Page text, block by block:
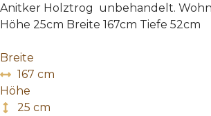
Anitker Holztrog unbehandelt.
Höhe 25cm Breite 167cm Tiefe 52cm
Breite
167 cm
Höhe
25 cm